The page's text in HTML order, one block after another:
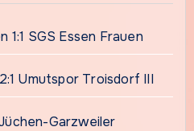
SGS Essen Frauen
Umutspor Troisdorf III
Garzweiler